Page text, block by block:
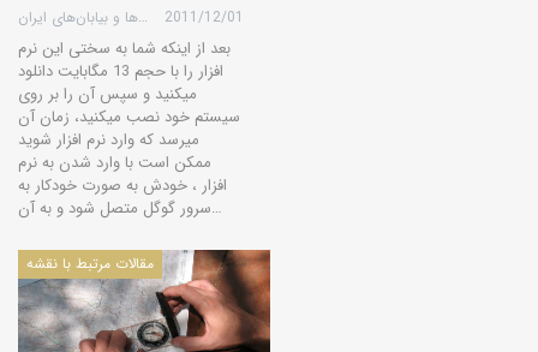
گروه کویرها و بیابان‌های ایران 2011/12/01
بعد از اینکه شما به سختی این نرم
افزار را با حجم 13 مگابایت دانلود
میکنید و سپس آن را بر روی
سیستم خود نصب میکنید، زمان آن
میرسد که وارد نرم افزار شوید
ممکن است با وارد شدن به نرم
افزار ، خودش به صورت خودکار به
سرور گوگل متصل شود و به آن…
مقالات مرتبط با نقشه